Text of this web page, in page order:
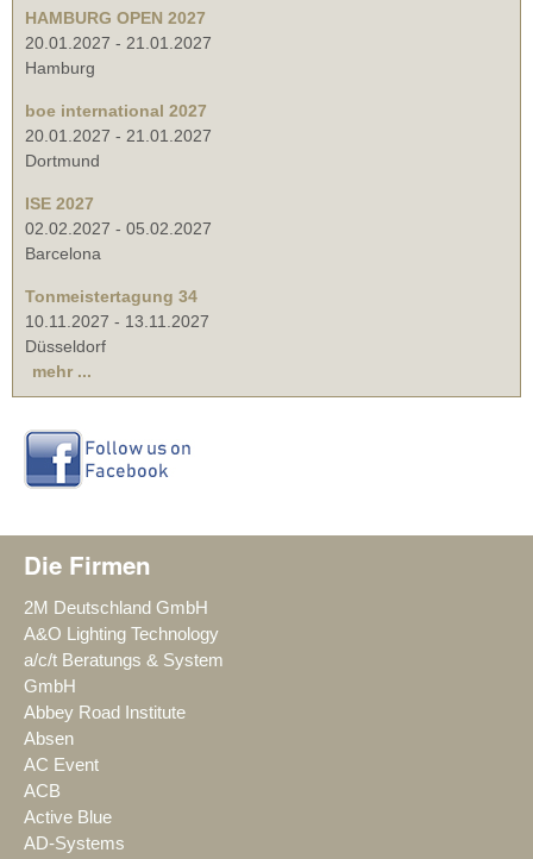
HAMBURG OPEN 2027
20.01.2027 - 21.01.2027
Hamburg
boe international 2027
20.01.2027 - 21.01.2027
Dortmund
ISE 2027
02.02.2027 - 05.02.2027
Barcelona
Tonmeistertagung 34
10.11.2027 - 13.11.2027
Düsseldorf
mehr ...
Die Firmen
2M Deutschland GmbH
A&O Lighting Technology
a/c/t Beratungs & System
GmbH
Abbey Road Institute
Absen
AC Event
ACB
Active Blue
AD-Systems